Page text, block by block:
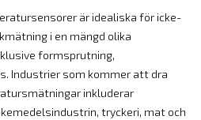
är idealiska för icke-
i en mängd olika
formsprutning,
Industrier som kommer att dra
inkluderar
tryckeri, mat och